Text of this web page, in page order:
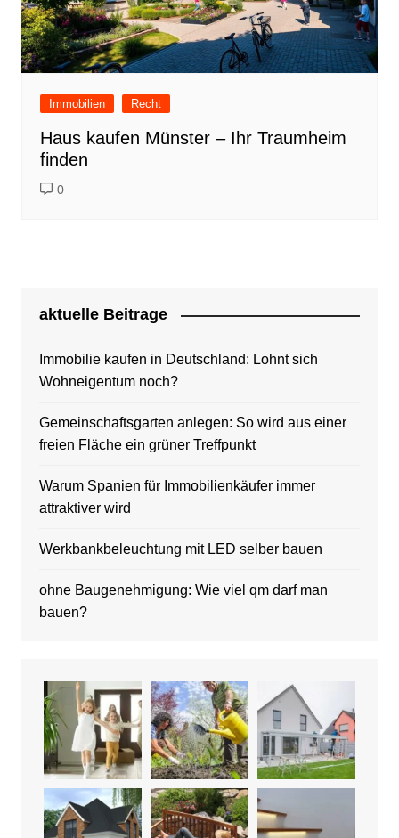
Immobilien Recht
Haus kaufen Münster – Ihr Traumheim
finden
0
aktuelle Beitrage
Immobilie kaufen in Deutschland: Lohnt sich
Wohneigentum noch?
Gemeinschaftsgarten anlegen: So wird aus einer
freien Fläche ein grüner Treffpunkt
Warum Spanien für Immobilienkäufer immer
attraktiver wird
Werkbankbeleuchtung mit LED selber bauen
ohne Baugenehmigung: Wie viel qm darf man
bauen?